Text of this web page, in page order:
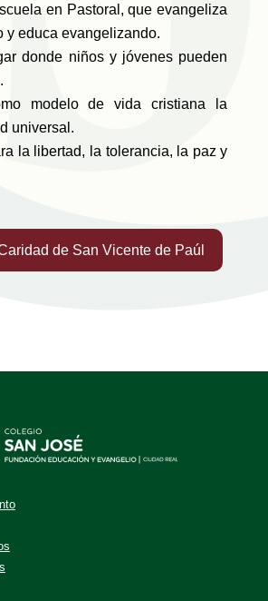
en Pastoral, que evangeliza
y educa evangelizando.
donde niños y jóvenes pueden
modelo de vida cristiana la
universal.
la libertad, la tolerancia, la paz y
de San Vicente de Paúl